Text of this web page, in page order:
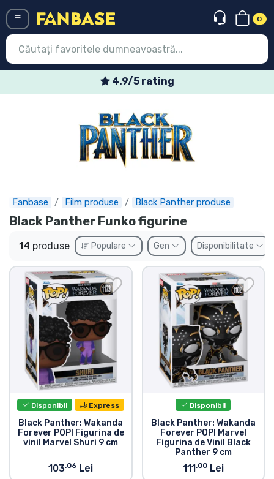
0
4.9/5 rating
Fanbase Film produse Black Panther produse
Black Panther Funko figurine
14 produse Populare Gen Disponibilitate
Disponibil Express
Black Panther: Wakanda
Forever POP! Figurina de
vinil Marvel Shuri 9 cm
103.06 Lei
Disponibil
Black Panther: Wakanda
Forever POP! Marvel
Figurina de Vinil Black
Panther 9 cm
111.00Lei
Expres
Precomenzi
Outlet produse
Transport și plată
Sortare după serie
Sortare după filme
Sortare după desene animate
Sortare după Anime